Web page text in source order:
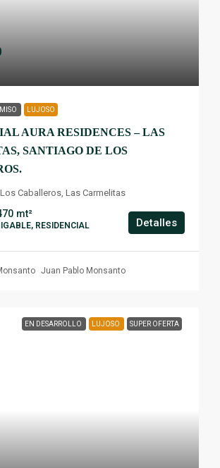
LUJOSO
AURA RESIDENCES – LAS
SANTIAGO DE LOS
Caballeros, Las Carmelitas
mt²
RESIDENCIAL Detalles
Juan Pablo Monsanto
EN DESARROLLO LUJOSO SUPER OFERTA